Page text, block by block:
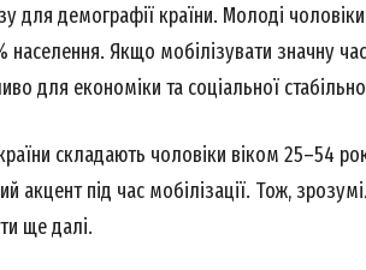
SUBSCRIBE NOW
для демографії країни. Молоді
населення. Якщо мобілізувати значну
для економіки та соціальної
складають чоловіки віком 25–54
акцент під час мобілізації. Тож,
ще далі.